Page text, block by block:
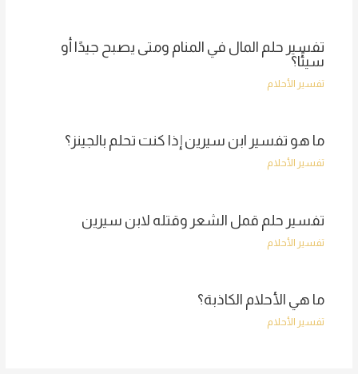
تفسير حلم المال في المنام ومتى يصبح جيدًا أو
سيئًا؟
تفسير الأحلام
ما هو تفسير ابن سيرين إذا كنت تحلم بالجينز؟
تفسير الأحلام
تفسير حلم قمل الشعر وقتله لابن سيرين
تفسير الأحلام
ما هي الأحلام الكاذبة؟
تفسير الأحلام